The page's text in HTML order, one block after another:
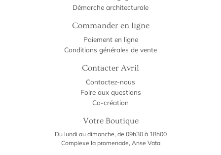
Démarche architecturale
Commander en ligne
Paiement en ligne
Conditions générales de vente
Contacter Avril
Contactez-nous
Foire aux questions
Co-création
Votre Boutique
Du lundi au dimanche, de 09h30 à 18h00
Complexe la promenade, Anse Vata